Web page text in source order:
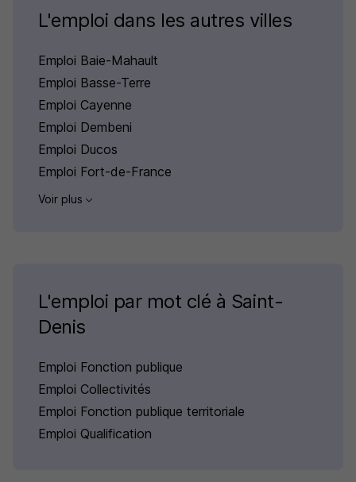
L'emploi dans les autres villes
Emploi Baie-Mahault
Emploi Basse-Terre
Emploi Cayenne
Emploi Dembeni
Emploi Ducos
Emploi Fort-de-France
Voir plus
L'emploi par mot clé à Saint-
Denis
Emploi Fonction publique
Emploi Collectivités
Emploi Fonction publique territoriale
Emploi Qualification